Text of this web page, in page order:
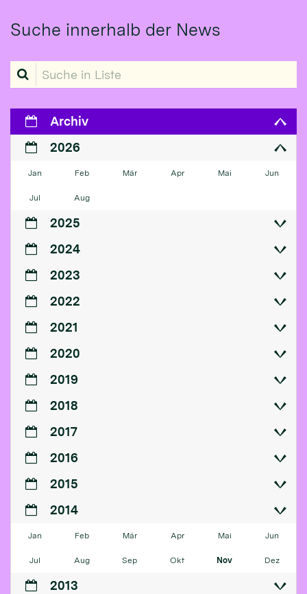
Suche innerhalb der News
Suche in Liste
Archiv
2026
Jan Feb Mär Apr Mai Jun
Jul Aug
2025
2024
2023
2022
2021
2020
2019
2018
2017
2016
2015
2014
Jan Feb Mär Apr Mai Jun
Jul Aug Sep Okt Nov Dez
2013